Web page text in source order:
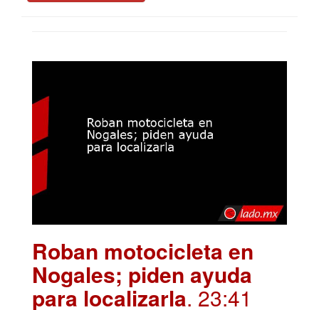
Roban motocicleta en
Nogales; piden ayuda
para localizarla. 23:41